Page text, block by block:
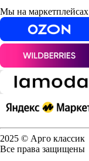
Мы на маркетплейсах
2025 © Арго классик
Все права защищены